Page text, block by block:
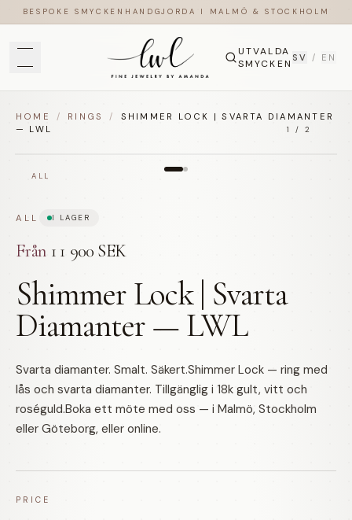
BESPOKE SMYCKEN HANDGJORDA I MALMÖ & STOCKHOLM
UTVALDA
SMYCKEN SV / EN
HOME / RINGS /
SHIMMER LOCK | SVARTA DIAMANTER
— LWL
ALL
1 / 2
ALL I LAGER
Från 11 900 SEK
Shimmer Lock | Svarta
Diamanter — LWL
Svarta diamanter. Smalt. Säkert.Shimmer Lock — ring med
lås och svarta diamanter. Tillgänglig i 18k gult, vitt och
roséguld.Boka ett möte med oss — i Malmö, Stockholm
eller Göteborg, eller online.
PRICE